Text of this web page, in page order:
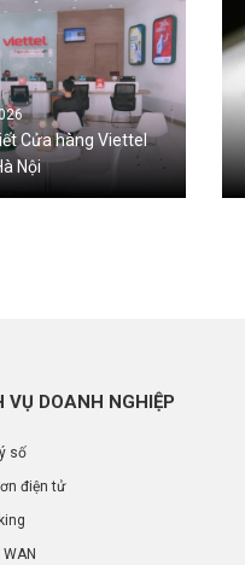
Cửa hàng Viettel
Nội
VỤ DOANH NGHIỆP
số
điện tử